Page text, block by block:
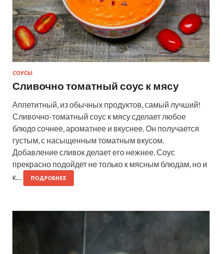
СОУСЫ
Сливочно томатный соус к мясу
Аппетитный, из обычных продуктов, самый лучший!
Сливочно-томатный соус к мясу сделает любое
блюдо сочнее, ароматнее и вкуснее. Он получается
густым, с насыщенным томатным вкусом.
Добавление сливок делает его нежнее. Соус
прекрасно подойдет не только к мясным блюдам, но и
к…
ПОДРОБНЕЕ